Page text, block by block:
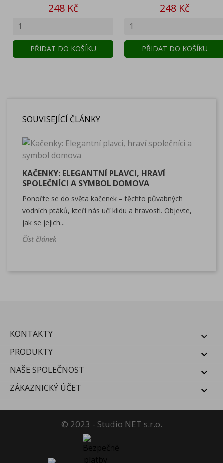
Cena
248 Kč
PŘIDAT DO KOŠÍKU
Cena
248 Kč
PŘIDAT DO KOŠÍKU
SOUVISEJÍCÍ ČLÁNKY
KAČENKY: ELEGANTNÍ PLAVCI, HRAVÍ
SPOLEČNÍCI A SYMBOL DOMOVA
Ponořte se do světa kačenek – těchto půvabných
vodních ptáků, kteří nás učí klidu a hravosti. Objevte,
jak se jejich...
Číst článek
KONTAKTY 
PRODUKTY 
NAŠE SPOLEČNOST 
ZÁKAZNICKÝ ÚČET 
© 2023 - Studio NET s.r.o.